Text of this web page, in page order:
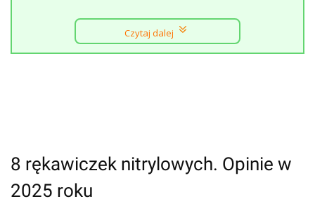
Czytaj dalej
8 rękawiczek nitrylowych. Opinie w
2025 roku